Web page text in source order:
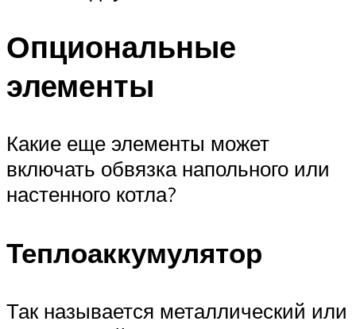
Опциональные
элементы
Какие еще элементы может
включать обвязка напольного или
настенного котла?
Теплоаккумулятор
Так называется металлический или